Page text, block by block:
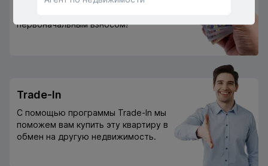
первоначальным взносом!
Trade-In
С помощью программы Trade-In мы
поможем вам купить эту квартиру в
обмен на другую недвижимость.